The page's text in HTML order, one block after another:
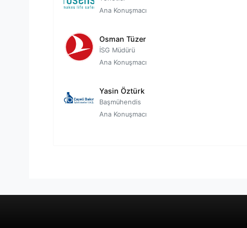
Ana Konuşmacı
Osman Tüzer
İSG Müdürü
Ana Konuşmacı
Yasin Öztürk
Başmühendis
Ana Konuşmacı